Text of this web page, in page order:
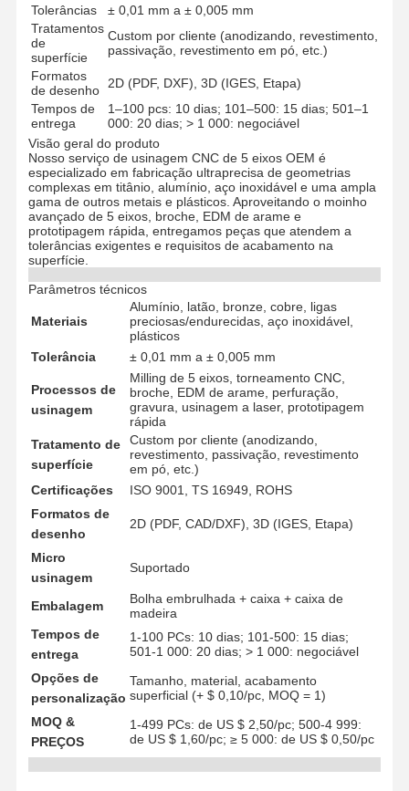
Para Casa Produtos Vídeos Sobre Nós
Tolerâncias
± 0,01 mm a ± 0,005 mm
Tratamentos
de
superfície
Custom por cliente (anodizando, revestimento,
passivação, revestimento em pó, etc.)
Formatos
de desenho
2D (PDF, DXF), 3D (IGES, Etapa)
Tempos de
entrega
1–100 pcs: 10 dias; 101–500: 15 dias; 501–1
000: 20 dias; > 1 000: negociável
Visão geral do produto
Nosso serviço de usinagem CNC de 5 eixos OEM é
especializado em fabricação ultraprecisa de geometrias
complexas em titânio, alumínio, aço inoxidável e uma ampla
gama de outros metais e plásticos. Aproveitando o moinho
avançado de 5 eixos, broche, EDM de arame e
prototipagem rápida, entregamos peças que atendem a
tolerâncias exigentes e requisitos de acabamento na
superfície.
Parâmetros técnicos
Materiais
Alumínio, latão, bronze, cobre, ligas
preciosas/endurecidas, aço inoxidável,
plásticos
Tolerância
± 0,01 mm a ± 0,005 mm
Processos de
usinagem
Milling de 5 eixos, torneamento CNC,
broche, EDM de arame, perfuração,
gravura, usinagem a laser, prototipagem
rápida
Tratamento de
superfície
Custom por cliente (anodizando,
revestimento, passivação, revestimento
em pó, etc.)
Certificações
ISO 9001, TS 16949, ROHS
Formatos de
desenho
2D (PDF, CAD/DXF), 3D (IGES, Etapa)
Micro
usinagem
Suportado
Embalagem
Bolha embrulhada + caixa + caixa de
madeira
Tempos de
entrega
1-100 PCs: 10 dias; 101-500: 15 dias;
501-1 000: 20 dias; > 1 000: negociável
Opções de
personalização
Tamanho, material, acabamento
superficial (+ $ 0,10/pc, MOQ = 1)
MOQ &
PREÇOS
1-499 PCs: de US $ 2,50/pc; 500-4 999:
de US $ 1,60/pc; ≥ 5 000: de US $ 0,50/pc